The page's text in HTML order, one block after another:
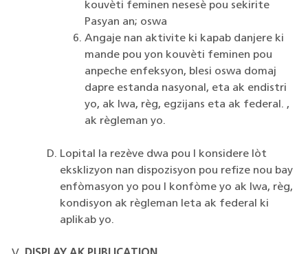
kouvèti feminen nesesè pou sekirite
Pasyan an; oswa
Angaje nan aktivite ki kapab danjere ki
mande pou yon kouvèti feminen pou
anpeche enfeksyon, blesi oswa domaj
dapre estanda nasyonal, eta ak endistri
yo, ak lwa, règ, egzijans eta ak federal. ,
ak règleman yo.
Lopital la rezève dwa pou l konsidere lòt
eksklizyon nan dispozisyon pou refize nou bay
enfòmasyon yo pou l konfòme yo ak lwa, règ,
kondisyon ak règleman leta ak federal ki
aplikab yo.